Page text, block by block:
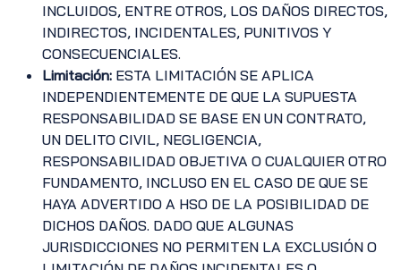
INCLUIDOS, ENTRE OTROS, LOS DAÑOS DIRECTOS,
INDIRECTOS, INCIDENTALES, PUNITIVOS Y
CONSECUENCIALES.
Limitación: ESTA LIMITACIÓN SE APLICA
INDEPENDIENTEMENTE DE QUE LA SUPUESTA
RESPONSABILIDAD SE BASE EN UN CONTRATO,
UN DELITO CIVIL, NEGLIGENCIA,
RESPONSABILIDAD OBJETIVA O CUALQUIER OTRO
FUNDAMENTO, INCLUSO EN EL CASO DE QUE SE
HAYA ADVERTIDO A HSO DE LA POSIBILIDAD DE
DICHOS DAÑOS. DADO QUE ALGUNAS
JURISDICCIONES NO PERMITEN LA EXCLUSIÓN O